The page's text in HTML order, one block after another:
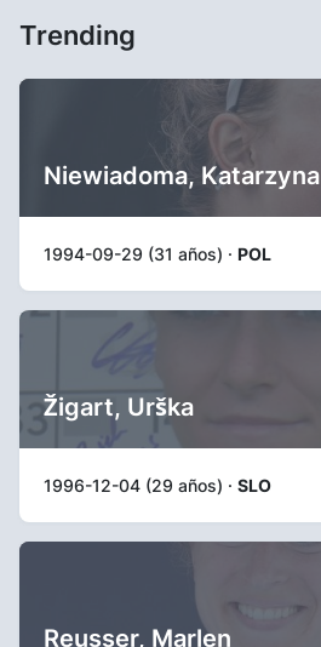
Trending
Niewiadoma, Katarzyna
1994-09-29 (31 años) · POL
Žigart, Urška
1996-12-04 (29 años) · SLO
Reusser, Marlen